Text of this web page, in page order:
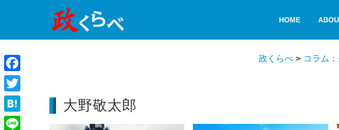
HOME
政くらべ> コラム
大野敬太郎
Facebook
Twitter
Hatena